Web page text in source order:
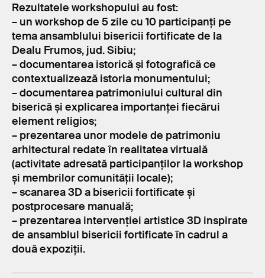
Rezultatele workshopului au fost:
– un workshop de 5 zile cu 10 participanți pe
tema ansamblului bisericii fortificate de la
Dealu Frumos, jud. Sibiu;
– documentarea istorică și fotografică ce
contextualizează istoria monumentului;
– documentarea patrimoniului cultural din
biserică și explicarea importanței fiecărui
element religios;
– prezentarea unor modele de patrimoniu
arhitectural redate în realitatea virtuală
(activitate adresată participanților la workshop
și membrilor comunității locale);
– scanarea 3D a bisericii fortificate și
postprocesare manuală;
– prezentarea intervenției artistice 3D inspirate
de ansamblul bisericii fortificate în cadrul a
două expoziții.